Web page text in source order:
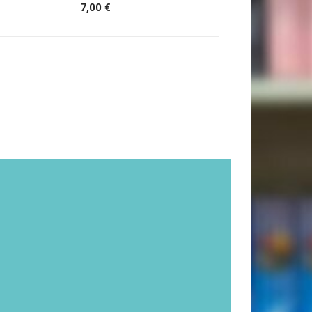
7,00 €